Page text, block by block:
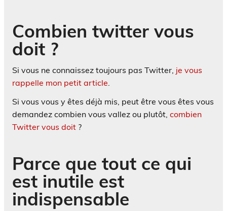
Combien twitter vous
doit ?
Si vous ne connaissez toujours pas Twitter, je vous
rappelle mon petit article.
Si vous vous y êtes déjà mis, peut être vous êtes vous
demandez combien vous vallez ou plutôt, combien
Twitter vous doit ?
Parce que tout ce qui
est inutile est
indispensable